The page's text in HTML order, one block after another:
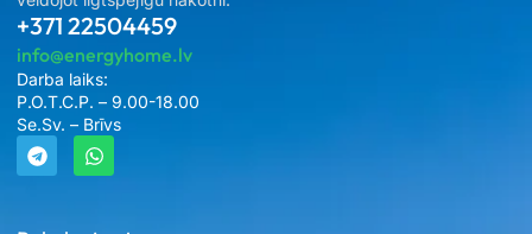
+371 22504459
info@energyhome.lv
Darba laiks:
P.O.T.C.P. – 9.00-18.00
Se.Sv. – Brīvs